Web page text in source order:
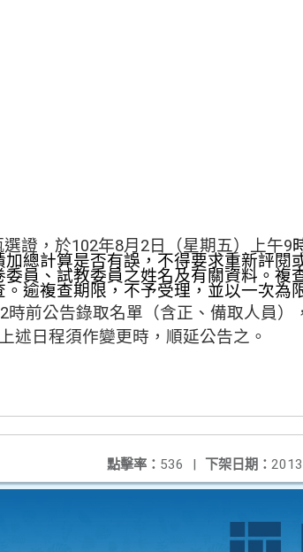
證，於102年8月2日（星期五）上午9
總計算是否有誤 ，不得要求重新評閱
員、試教委員之姓名及有關資料。複
逾複查期限，不予受理，並以一次為
時前公告錄取名單（含正、備取人員）
述日程須作變更時，順延公告之。
下架日期：
點擊率： 536 |